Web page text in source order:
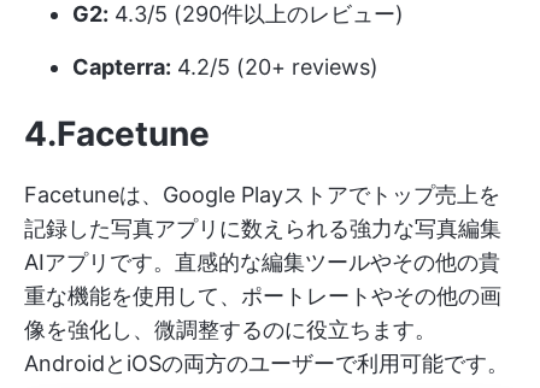
G2: 4.3/5 (290件以上のレビュー)
Capterra: 4.2/5 (20+ reviews)
4.Facetune
Facetuneは、Google Playストアでトップ売上を
記録した写真アプリに数えられる強力な写真編集
AIアプリです。直感的な編集ツールやその他の貴
重な機能を使用して、ポートレートやその他の画
像を強化し、微調整するのに役立ちます。
AndroidとiOSの両方のユーザーで利用可能です。